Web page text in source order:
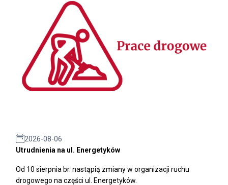
2026-08-06
Utrudnienia na ul. Energetyków
Od 10 sierpnia br. nastąpią zmiany w organizacji ruchu
drogowego na części ul. Energetyków.